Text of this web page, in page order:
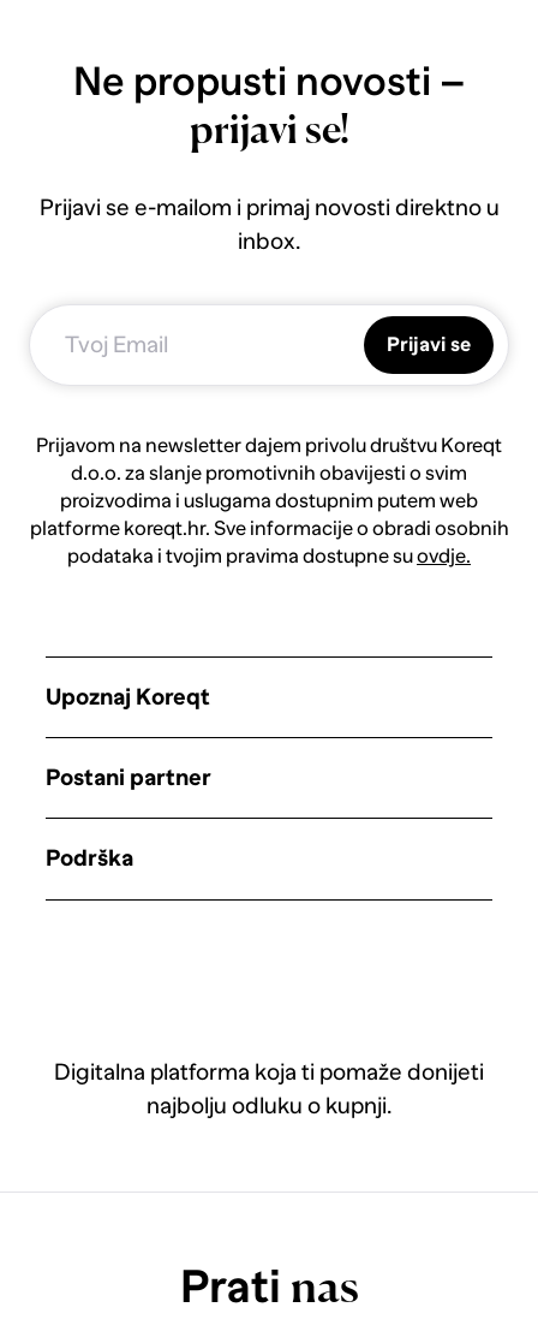
Ne propusti novosti –
prijavi se!
Prijavi se e-mailom i primaj novosti direktno u
inbox.
Prijavi se
Prijavom na newsletter dajem privolu društvu Koreqt
d.o.o. za slanje promotivnih obavijesti o svim
proizvodima i uslugama dostupnim putem web
platforme koreqt.hr. Sve informacije o obradi osobnih
podataka i tvojim pravima dostupne suovdje.
Digitalna platforma koja ti pomaže donijeti
najbolju odluku o kupnji.
Upoznaj Koreqt
Postani partner
Podrška
Prati nas